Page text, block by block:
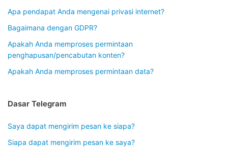
Apa pendapat Anda mengenai privasi internet?
Bagaimana dengan GDPR?
Apakah Anda memproses permintaan
penghapusan/pencabutan konten?
Apakah Anda memproses permintaan data?
Dasar Telegram
Saya dapat mengirim pesan ke siapa?
Siapa dapat mengirim pesan ke saya?